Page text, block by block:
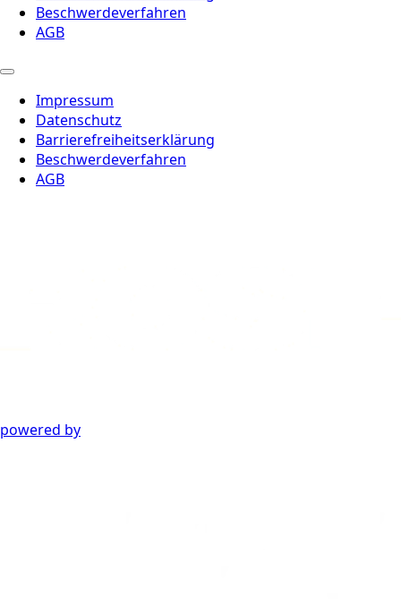
Beschwerdeverfahren
AGB
Impressum
Datenschutz
Barrierefreiheitserklärung
Beschwerdeverfahren
AGB
powered by